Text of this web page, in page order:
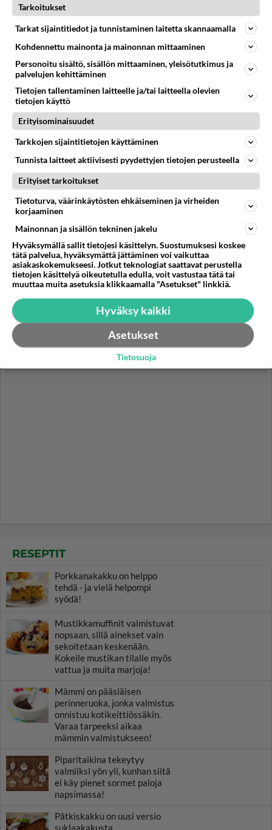
LUETUIMMAT
Muistatko? Kädestä suuhun
elävä Satu sai jättimäisen
rahasalkun Henry-
miljonääriltä
ja Noora Louhimo vihdoinkin
yhdessä - Tätä moni jo odotti
Tiesitkö? Martina Aitolehden
isäpuoli on tämä suosittu
Kun yksi kauhallinen ei riitä...
Tämä helppo arkiruoka ei jää
syömättä!
teon - Missä on 25-vuotias
Helmi Loukasmäki?
RESEPTIT
Porkkanakakku on helppo
tehdä - ja vielä helpompi
syödä!
Mustikkamuffinit valmistuvat
nopsaan, sillä ainekset vain
sekoitetaan keskenään.
Kokeile mustikan tilalle myös
vattua ja muita marjoja!
Mämmi on pääsiäisen
perinneruoka, jonka valmistus
onnistuu kotikeittiössäkin.
Varaa tarpeeksi aikaa
mämmin valmistukseen!
Piparitaikina tekeytyy
valmiiksi yön yli, kunhan siitä
ei käy pienet sormet paloja
napsimassa!
Pätkiskakku on uusi versio
suklaakakusta.
Tarkoitukset
Tarkat sijaintitiedot ja tunnistaminen laitetta skannaamalla
Kohdennettu mainonta ja mainonnan mittaaminen
Personoitu sisältö, sisällön mittaaminen, yleisötutkimus ja
palvelujen kehittäminen
Tietojen tallentaminen laitteelle ja/tai laitteella olevien
tietojen käyttö
Erityisominaisuudet
Tarkkojen sijaintitietojen käyttäminen
Tunnista laitteet aktiivisesti pyydettyjen tietojen perusteella
Erityiset tarkoitukset
Tietoturva, väärinkäytösten ehkäiseminen ja virheiden
korjaaminen
Mainonnan ja sisällön tekninen jakelu
Hyväksymällä sallit tietojesi käsittelyn. Suostumuksesi koskee
tätä palvelua, hyväksymättä jättäminen voi vaikuttaa
asiakaskokemukseesi. Jotkut teknologiat saattavat perustella
tietojen käsittelyä oikeutetulla edulla, voit vastustaa tätä tai
muuttaa muita asetuksia klikkaamalla "Asetukset" linkkiä.
Hyväksy kaikki
Asetukset
Tietosuoja